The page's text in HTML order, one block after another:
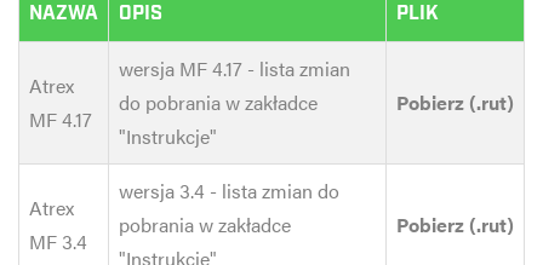
NAZWA OPIS PLIK
Atrex
MF 4.17
wersja MF 4.17 - lista zmian
do pobrania w zakładce
"Instrukcje"
Pobierz (.rut)
Atrex
MF 3.4
wersja 3.4 - lista zmian do
pobrania w zakładce
"Instrukcje"
Pobierz (.rut)